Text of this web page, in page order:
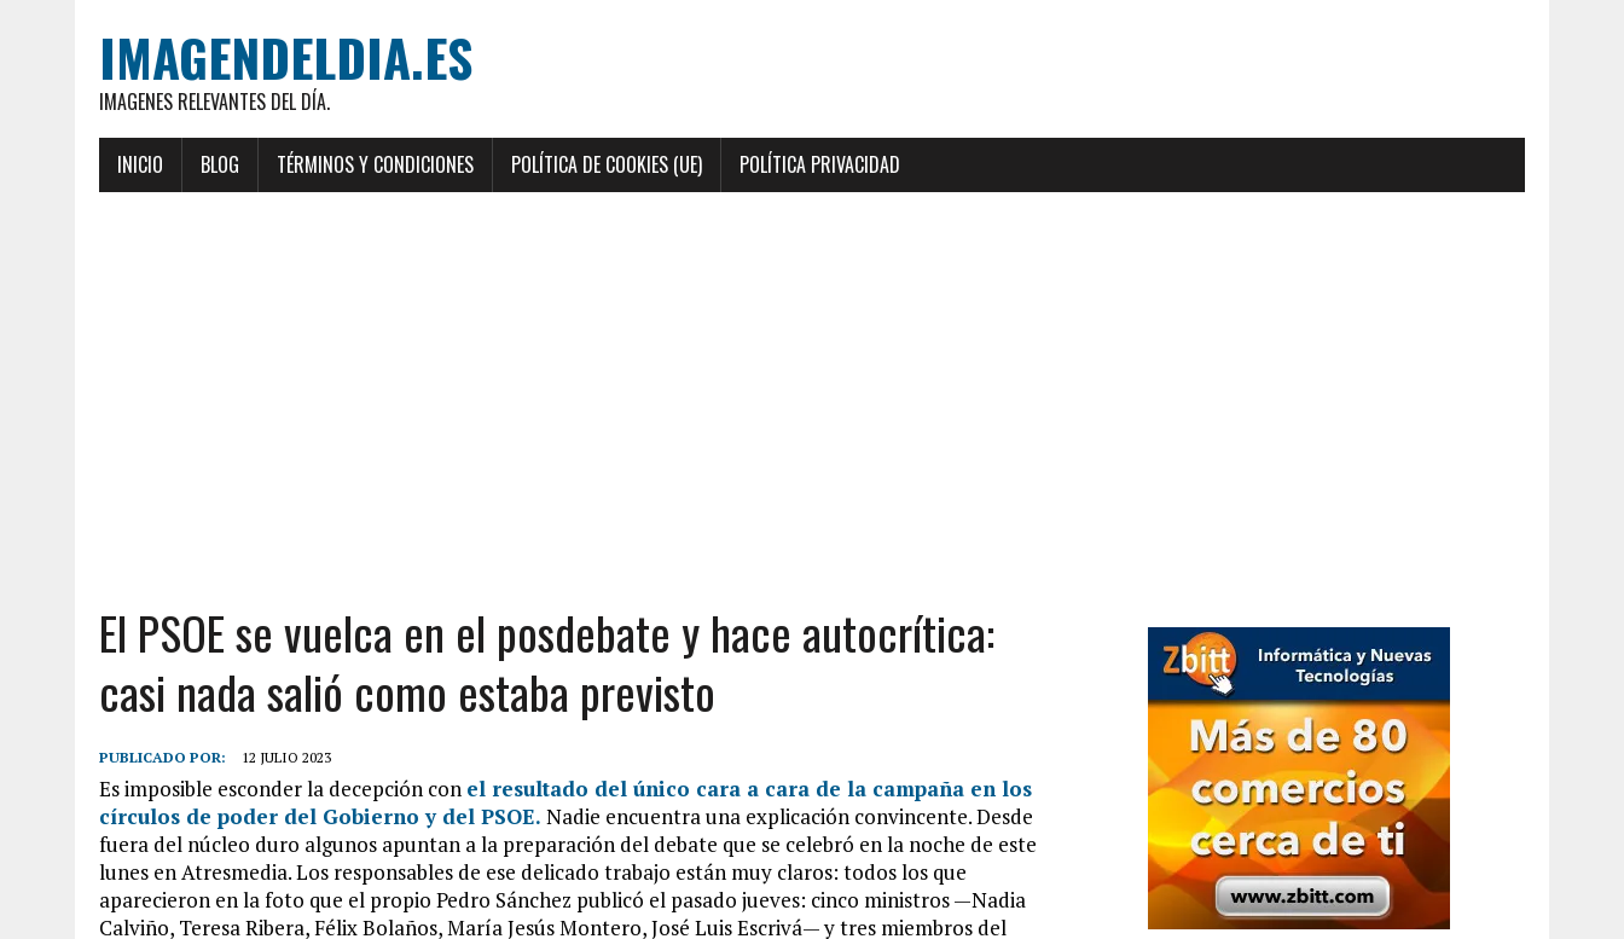
IMAGENDELDIA.ES
IMAGENES RELEVANTES DEL DÍA.
INICIO BLOG TÉRMINOS Y CONDICIONES POLÍTICA DE COOKIES (UE) POLÍTICA PRIVACIDAD
El PSOE se vuelca en el posdebate y hace autocrítica:
casi nada salió como estaba previsto
PUBLICADO POR: 12 JULIO 2023
Es imposible esconder la decepción con el resultado del único cara a cara de la campaña en los
círculos de poder del Gobierno y del PSOE. Nadie encuentra una explicación convincente. Desde
fuera del núcleo duro algunos apuntan a la preparación del debate que se celebró en la noche de este
lunes en Atresmedia. Los responsables de ese delicado trabajo están muy claros: todos los que
aparecieron en la foto que el propio Pedro Sánchez publicó el pasado jueves: cinco ministros —Nadia
Calviño, Teresa Ribera, Félix Bolaños, María Jesús Montero, José Luis Escrivá— y tres miembros del